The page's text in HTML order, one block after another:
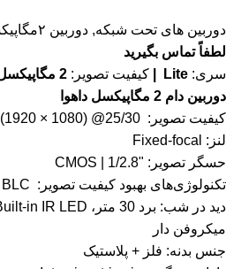
دوربین های تحت شبکه, دوربین ۲مگاپیکسل
لطفاً تماس بگیرید
سری: Lite | کیفیت تصویر:
دوربین دام 2 مگاپیکسل داهوا
کیفیت تصویر: 2MP (1920 × 1080) @25/30
لنز: Fixed-focal
حسگر تصویر: "1/2.8 | CMOS
تکنولوژی‌های بهبود کیفیت تصویر: WDR, 3D NR, HLC, BLC
دید در شب: برد 30 متر، Built-in IR LED
میکروفن دار
جنس بدنه: فلز + پلاستیک